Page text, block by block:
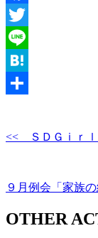
Facebook
Twitter
Line
Hatena
<< ＳＤＧｉｒｌ
９月例会「家族
OTHER